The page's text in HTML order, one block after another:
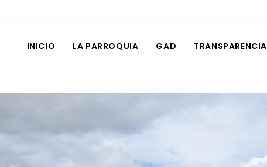
INICIO LA PARROQUIA GAD TRANSPARENCIA